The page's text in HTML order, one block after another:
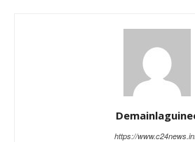
https://